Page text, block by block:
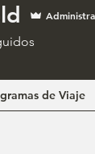
de Viaje